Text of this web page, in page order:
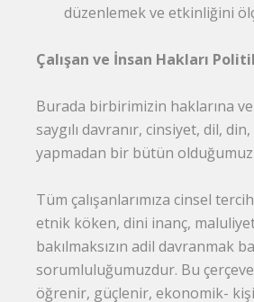
düzenlemek ve etkinliğini
Çalışan ve İnsan Hakları
Burada birbirimizin haklarına
saygılı davranır, cinsiyet, dil, din,
yapmadan bir bütün
Tüm çalışanlarımıza cinsel
etnik köken, dini inanç,
bakılmaksızın adil davranmak
sorumluluğumuzdur. Bu
öğrenir, güçlenir, ekonomik-